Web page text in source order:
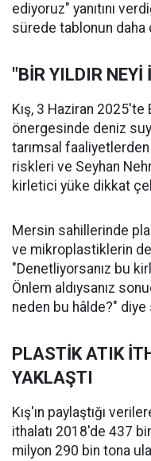
ediyoruz" yanıtını
sürede tablonun daha
"BİR YILDIR NEYİ
Kış, 3 Haziran
önergesinde deniz
tarımsal faaliyetlerden
riskleri ve Seyhan
kirletici yüke dikkat
Mersin sahillerinde
ve mikroplastiklerin
"Denetliyorsanız bu
Önlem aldıysanız
neden bu hâlde?" diye
PLASTİK ATIK
YAKLAŞTI
Kış'ın paylaştığı
ithalatı 2018'de 437
milyon 290 bin tona